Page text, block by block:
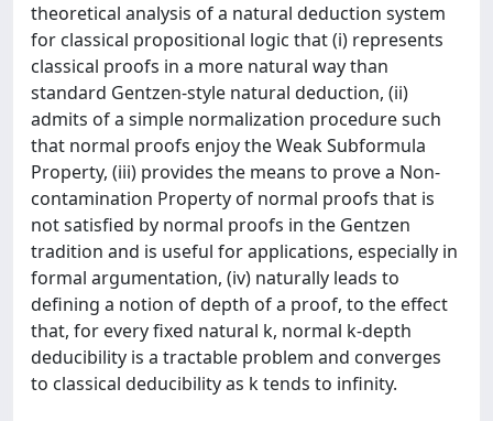
theoretical analysis of a natural deduction system
for classical propositional logic that (i) represents
classical proofs in a more natural way than
standard Gentzen-style natural deduction, (ii)
admits of a simple normalization procedure such
that normal proofs enjoy the Weak Subformula
Property, (iii) provides the means to prove a Non-
contamination Property of normal proofs that is
not satisfied by normal proofs in the Gentzen
tradition and is useful for applications, especially in
formal argumentation, (iv) naturally leads to
defining a notion of depth of a proof, to the effect
that, for every fixed natural k, normal k-depth
deducibility is a tractable problem and converges
to classical deducibility as k tends to infinity.